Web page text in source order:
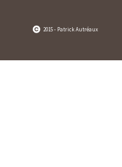
2015 - Patrick Autréaux